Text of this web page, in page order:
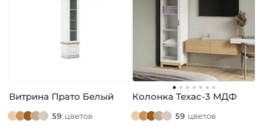
Витрина Прато Белый
59 цветов
Колонка Техас-3 МДФ
59 цветов